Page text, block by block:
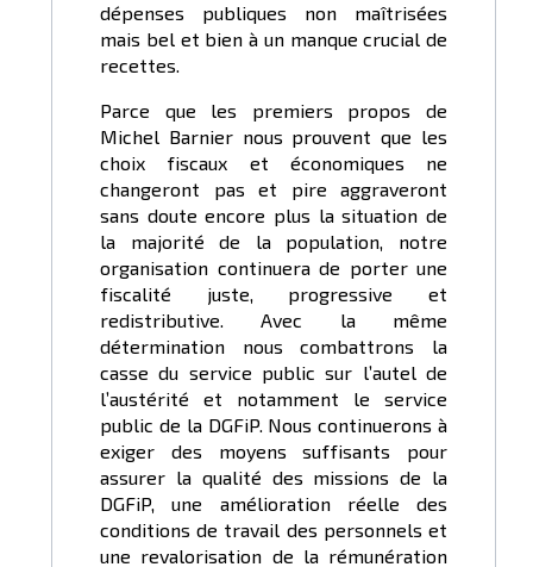
dépenses publiques non maîtrisées
mais bel et bien à un manque crucial de
recettes.
Parce que les premiers propos de
Michel Barnier nous prouvent que les
choix fiscaux et économiques ne
changeront pas et pire aggraveront
sans doute encore plus la situation de
la majorité de la population, notre
organisation continuera de porter une
fiscalité juste, progressive et
redistributive. Avec la même
détermination nous combattrons la
casse du service public sur l’autel de
l’austérité et notamment le service
public de la DGFiP. Nous continuerons à
exiger des moyens suffisants pour
assurer la qualité des missions de la
DGFiP, une amélioration réelle des
conditions de travail des personnels et
une revalorisation de la rémunération